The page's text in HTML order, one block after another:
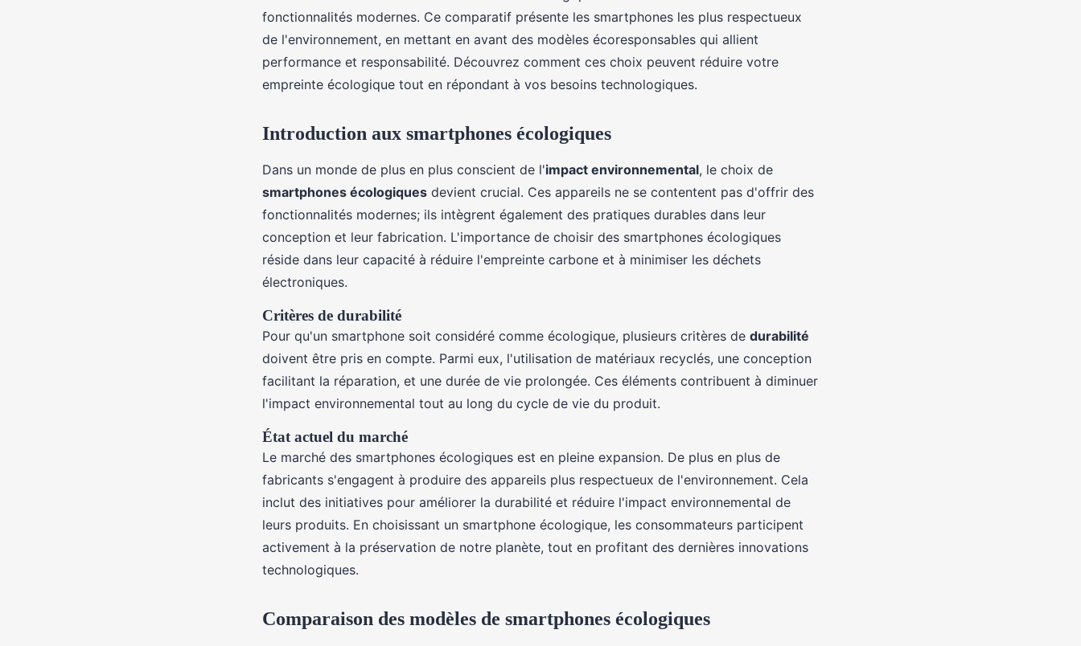
fonctionnalités modernes. Ce comparatif présente les smartphones les plus respectueux
de l'environnement, en mettant en avant des modèles écoresponsables qui allient
performance et responsabilité. Découvrez comment ces choix peuvent réduire votre
empreinte écologique tout en répondant à vos besoins technologiques.
Introduction aux smartphones écologiques
Dans un monde de plus en plus conscient de l'impact environnemental, le choix de
smartphones écologiques devient crucial. Ces appareils ne se contentent pas d'offrir des
fonctionnalités modernes; ils intègrent également des pratiques durables dans leur
conception et leur fabrication. L'importance de choisir des smartphones écologiques
réside dans leur capacité à réduire l'empreinte carbone et à minimiser les déchets
électroniques.
Critères de durabilité
Pour qu'un smartphone soit considéré comme écologique, plusieurs critères de durabilité
doivent être pris en compte. Parmi eux, l'utilisation de matériaux recyclés, une conception
facilitant la réparation, et une durée de vie prolongée. Ces éléments contribuent à diminuer
l'impact environnemental tout au long du cycle de vie du produit.
État actuel du marché
Le marché des smartphones écologiques est en pleine expansion. De plus en plus de
fabricants s'engagent à produire des appareils plus respectueux de l'environnement. Cela
inclut des initiatives pour améliorer la durabilité et réduire l'impact environnemental de
leurs produits. En choisissant un smartphone écologique, les consommateurs participent
activement à la préservation de notre planète, tout en profitant des dernières innovations
technologiques.
Comparaison des modèles de smartphones écologiques